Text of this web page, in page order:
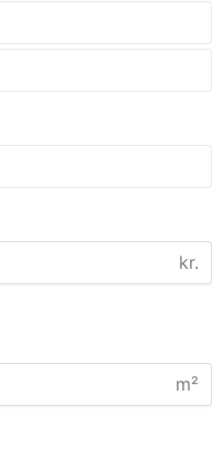
kr.
m²